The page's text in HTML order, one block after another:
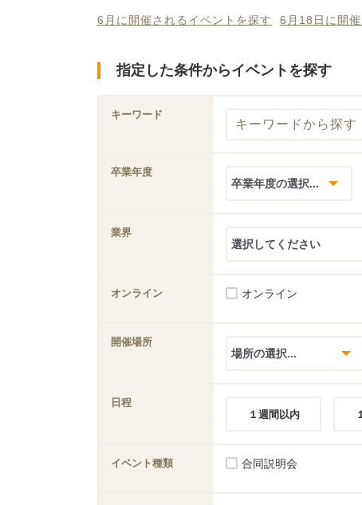
6月に開催されるイベントを探す 6月18日に開
指定した条件からイベントを探す
キーワード
卒業年度
業界
オンライン オンライン
開催場所
日程
１週間以内
イベント種類 合同説明会